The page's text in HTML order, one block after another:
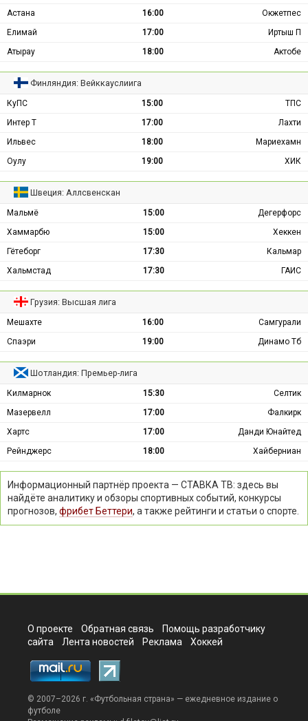
Астана
16:00
Окжетпес
Елимай
17:00
Иртыш П
Атырау
18:00 Актобе
Финляндия: Вейккауслиига
КуПС 15:00
ТПС
Интер Т
17:00
Лахти
Ильвес
18:00
Мариехамн
Оулу
19:00 ХИК
Швеция: Аллсвенскан
Мальмё 15:00
Дегерфорс
Хаммарбю
15:00
Хеккен
Гётеборг
17:30
Кальмар
Хальмстад
17:30 ГАИС
Грузия: Высшая лига
Мешахте 16:00
Самгурали
Спаэри
19:00 Динамо Тб
Шотландия: Премьер-лига
Килмарнок 15:30
Селтик
Мазервелл
17:00
Фалкирк
Хартс
17:00
Данди Юнайтед
Рейнджерс
18:00 Хайберниан
Информационный партнёр проекта — СТАВКА ТВ: здесь вы
найдёте аналитику и обзоры спортивных событий, конкурсы
прогнозов, фрибет Беттери, а также рейтинги и статьи о спорте.
О проекте Обратная связь
Помощь разработчику
сайта
Лента новостей Реклама Хоккей
© 2007–2026 г. «Футбольная страна» — ежедневное издание о
футболе